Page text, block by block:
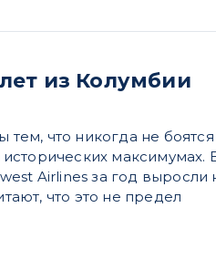
из Колумбии
что никогда не боятся
максимумах.
Airlines за год выросли
что это не предел